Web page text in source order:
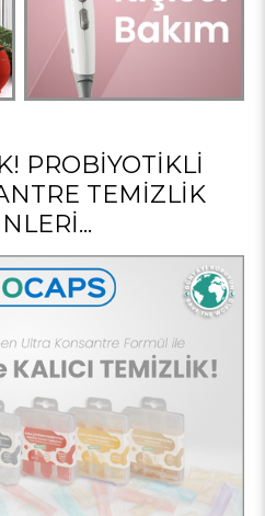
PROBIYOTIKLI
TEMIZLIK